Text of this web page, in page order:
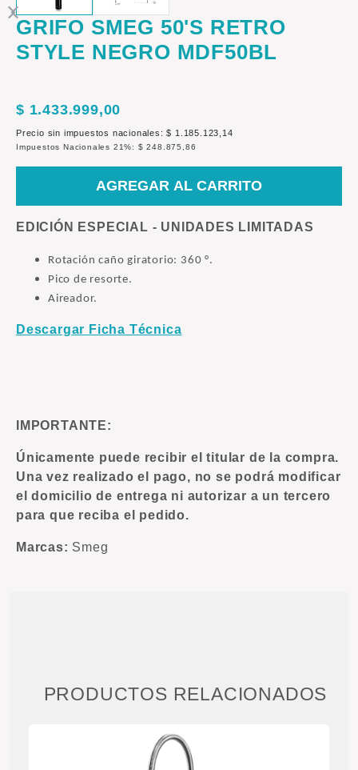
GRIFO SMEG 50'S RETRO
STYLE NEGRO MDF50BL
$ 1.433.999,00
Precio sin impuestos nacionales: $ 1.185.123,14
Impuestos Nacionales 21%: $ 248.875,86
AGREGAR AL CARRITO
EDICIÓN ESPECIAL - UNIDADES LIMITADAS
Rotación caño giratorio: 360 °.
Pico de resorte.
Aireador.
Descargar Ficha Técnica
IMPORTANTE:
Únicamente puede recibir el titular de la compra.
Una vez realizado el pago, no se podrá modificar
el domicilio de entrega ni autorizar a un tercero
para que reciba el pedido.
Marcas: Smeg
PRODUCTOS RELACIONADOS